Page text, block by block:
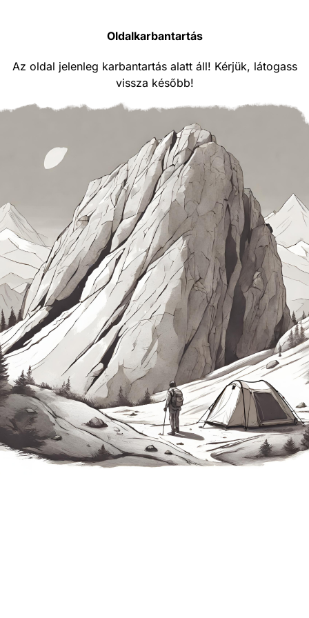
Oldalkarbantartás
Az oldal jelenleg karbantartás alatt áll! Kérjük, látogass
vissza később!